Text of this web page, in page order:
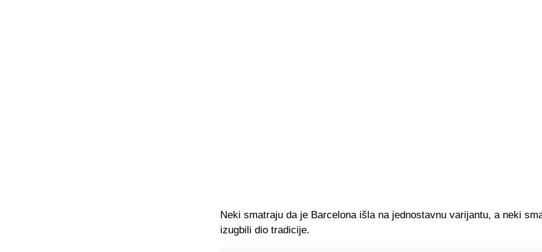
Neki smatraju da je Barcelona išla na jednostavnu varijantu, a neki
izugbili dio tradicije.